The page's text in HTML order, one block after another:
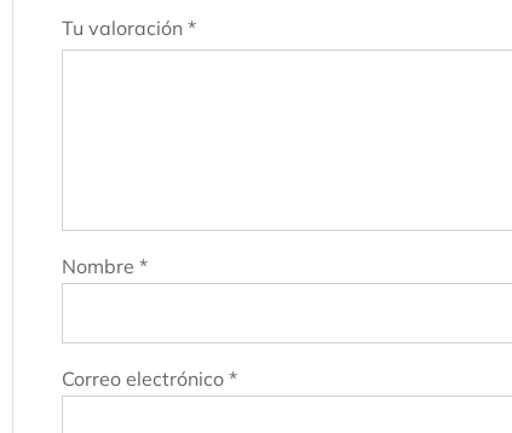
Tu valoración *
Nombre *
Correo electrónico *